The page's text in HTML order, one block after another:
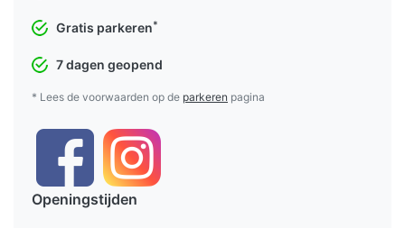
Gratis parkeren*
7 dagen geopend
* Lees de voorwaarden op de parkeren pagina
Openingstijden